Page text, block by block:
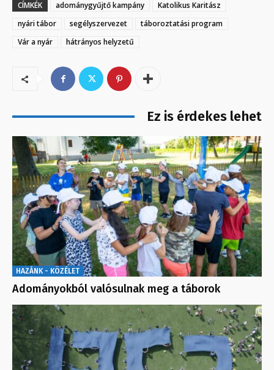
CÍMKÉK adománygyűjtő kampány
Katolikus Karitász
nyári tábor
segélyszervezet
táboroztatási program
Vár a nyár
hátrányos helyzetű
Ez is érdekes lehet
HAZÁNK - KÖZÉLET
Adományokból valósulnak meg a táborok